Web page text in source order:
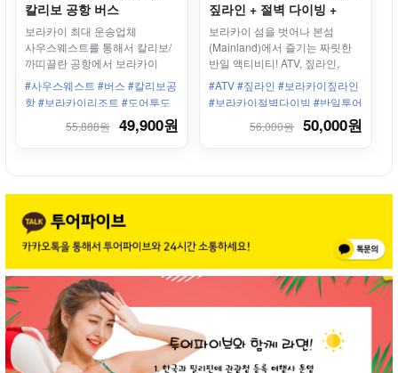
칼리보 공항 버스
보라카이 최대 운송업체
사우스웨스트를 통해서 칼리보/
까띠끌란 공항에서 보라카이
리조트까지 Door-to-Door
서비스로, 안전하고 편안하게
모십니다.
#사우스웨스트 #버스 #칼리보공
항 #보라카이리조트 #도어투도
어 #조인 #에어컨밴 #전용보트 #
보라카이 최대 운송업체 #30년
운영
55,888원 49,900원
짚라인 + 절벽 다이빙 +
카와스파
보라카이 섬을 벗어나 본섬
(Mainland)에서 즐기는 짜릿한
반일 액티비티! ATV, 짚라인,
절벽 다이빙, 카와스파까지 한
번에 즐기는 완벽한 코스로
투명카약, 패들보드, 스윙,
해먹존 등 무료 체험존도 함께
운영됩니다.
#ATV #짚라인 #보라카이짚라인
#보라카이절벽다이빙 #반일투어
#카와스파 #보라카이할거리
56,000원 50,000원